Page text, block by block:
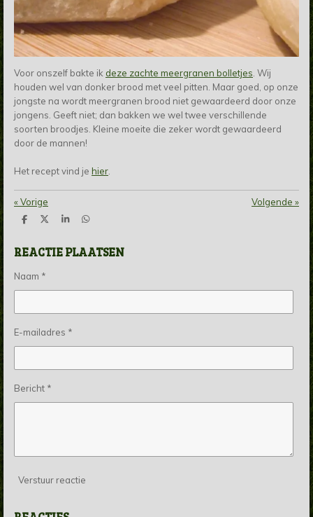
Voor onszelf bakte ik deze zachte meergranen bolletjes. Wij
houden wel van donker brood met veel pitten. Maar goed, op onze
jongste na wordt meergranen brood niet gewaardeerd door onze
jongens. Geeft niet; dan bakken we wel twee verschillende
soorten broodjes. Kleine moeite die zekerwordt gewaardeerd
door de mannen!
Het recept vind je hier.
«Vorige Volgende »
D
e
n
D
l
S
r
e
D
e
n
REACTIE PLAATSEN
Naam *
E-mailadres *
Bericht *
Verstuur reactie